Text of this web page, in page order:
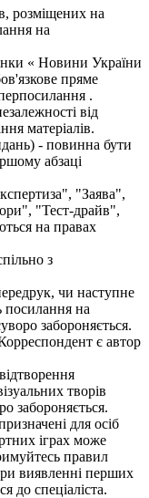
розміщених на
на
« Новини України
пряме
.
від
матеріалів.
- повинна бути
абзаці
"Заява",
"Тест-драйв",
на правах
з
чи наступне
посилання на
забороняється.
є автор
творів
забороняється.
для осіб
іграх може
правил
виявленні перших
до спеціаліста.